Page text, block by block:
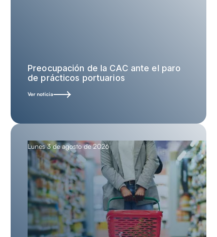
Preocupación de la CAC ante el paro
de prácticos portuarios
Ver noticia
Lunes 3 de agosto de 2026